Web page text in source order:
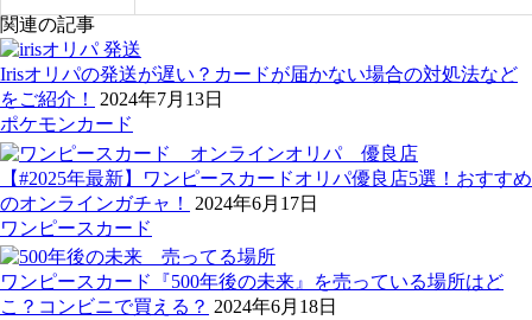
関連の記事
Irisオリパの発送が遅い？カードが届かない場合の対処法など
をご紹介！
2024年7月13日
ポケモンカード
【#2025年最新】ワンピースカードオリパ優良店5選！おすすめ
のオンラインガチャ！
2024年6月17日
ワンピースカード
ワンピースカード『500年後の未来』を売っている場所はど
こ？コンビニで買える？ 2024年6月18日